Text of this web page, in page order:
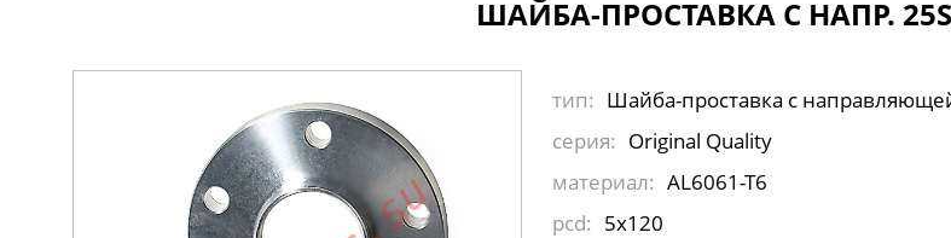
ШАЙБА-ПРОСТАВКА С НАПР.
тип: Шайба-проставка с
серия: Original Quality
материал: AL6061-T6
pcd: 5x120